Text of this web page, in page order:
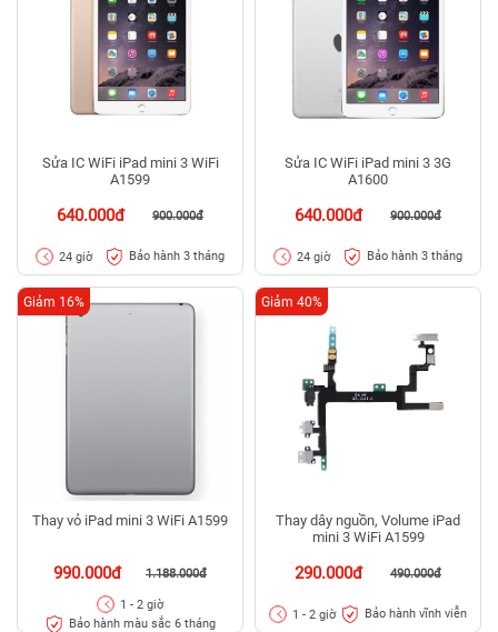
Sửa IC WiFi iPad mini 3 WiFi
A1599
640.000đ 900.000đ
24 giờ Bảo hành 3 tháng
Sửa IC WiFi iPad mini 3 3G
A1600
640.000đ 900.000đ
24 giờ Bảo hành 3 tháng
Thay vỏ iPad mini 3 WiFi A1599
990.000đ 1.188.000đ
Giảm 16%
1 - 2 giờ
Bảo hành màu sắc 6 tháng
Thay dây nguồn, Volume iPad
mini 3 WiFi A1599
290.000đ 490.000đ
Giảm 40%
1 - 2 giờ Bảo hành vĩnh viễn